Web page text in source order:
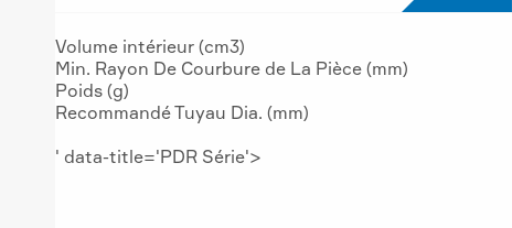
Volume intérieur (cm3)
Min. Rayon De Courbure de La Pièce (mm)
Poids (g)
Recommandé Tuyau Dia. (mm)
' data-title='PDR Série'>